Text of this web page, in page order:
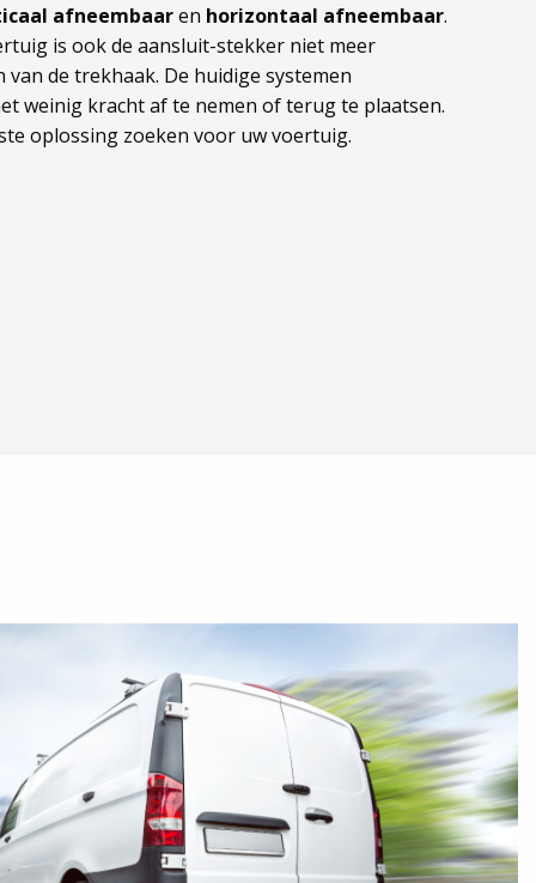
afneembaaren horizontaal afneembaar.
is ook de aansluit-stekker niet meer
de trekhaak. De huidige systemen
weinig kracht af te nemen of terug te plaatsen.
oplossing zoeken voor uw voertuig.